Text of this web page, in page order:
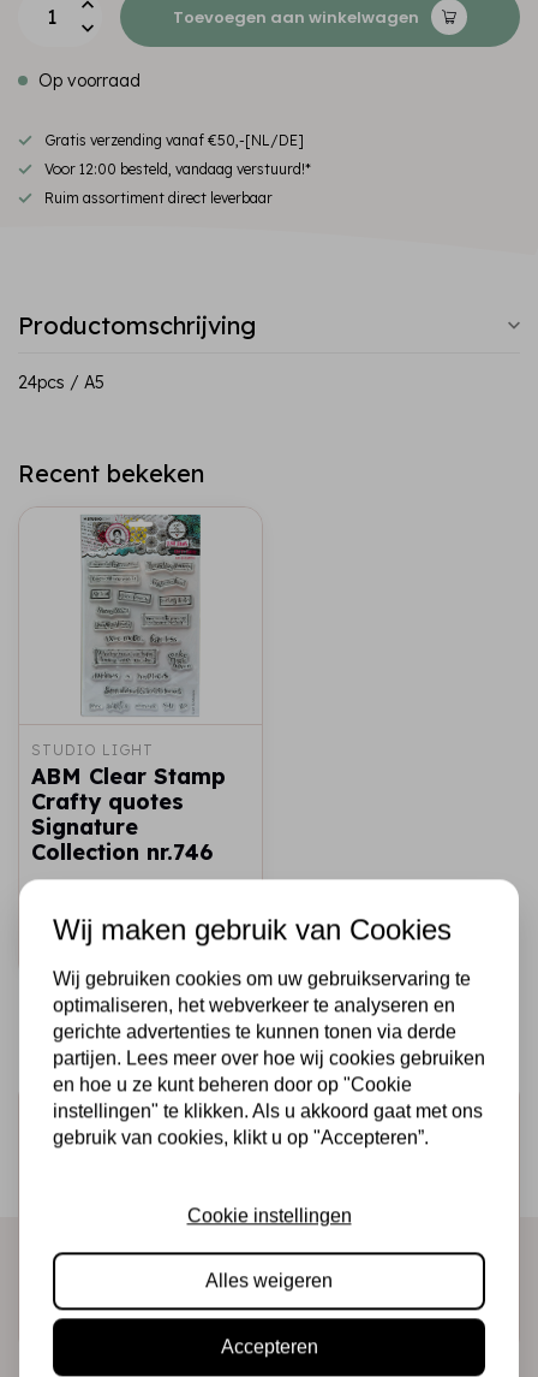
Toevoegen aan winkelwagen
Op voorraad
Gratis verzending vanaf €50,-[NL/DE]
Voor 12:00 besteld, vandaag verstuurd!*
Ruim assortiment direct leverbaar
Productomschrijving
24pcs / A5
Recent bekeken
STUDIO LIGHT
ABM Clear Stamp
Crafty quotes
Signature
Collection nr.746
Snel toevoegen
Schrijf je in voor de nieuwsbrief
Wij maken gebruik van Cookies
Wij gebruiken cookies om uw gebruikservaring te
optimaliseren, het webverkeer te analyseren en
gerichte advertenties te kunnen tonen via derde
partijen. Lees meer over hoe wij cookies gebruiken
en hoe u ze kunt beheren door op "Cookie
instellingen" te klikken. Als u akkoord gaat met ons
gebruik van cookies, klikt u op "Accepteren”.
Cookie instellingen
Alles weigeren
Accepteren